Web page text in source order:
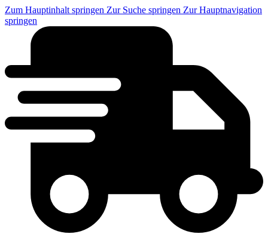
Zum Hauptinhalt springen Zur Suche springen Zur Hauptnavigation
springen